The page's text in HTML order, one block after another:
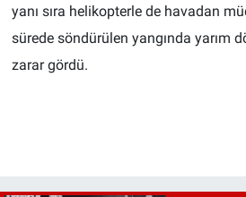
yanı sıra helikopterle de havadan
sürede söndürülen yangında yarım
zarar gördü.